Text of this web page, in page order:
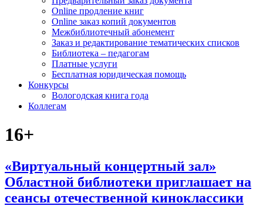
Online продление книг
Online заказ копий документов
Межбиблиотечный абонемент
Заказ и редактирование тематических списков
Библиотека – педагогам
Платные услуги
Бесплатная юридическая помощь
Конкурсы
Вологодская книга года
Коллегам
16+
«Виртуальный концертный зал»
Областной библиотеки приглашает на
сеансы отечественной киноклассики